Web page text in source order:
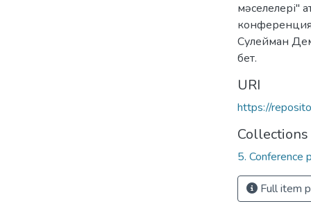
мәселелері"
Сулейман
бет.
URI
https://
Collections
5. Conference
Full item